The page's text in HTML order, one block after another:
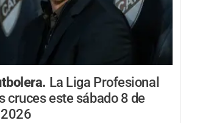
La Liga Profesional
cruces este sábado 8 de